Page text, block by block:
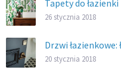
Tapety do łazienki
26 stycznia 2018
Drzwi
20 stycznia 2018